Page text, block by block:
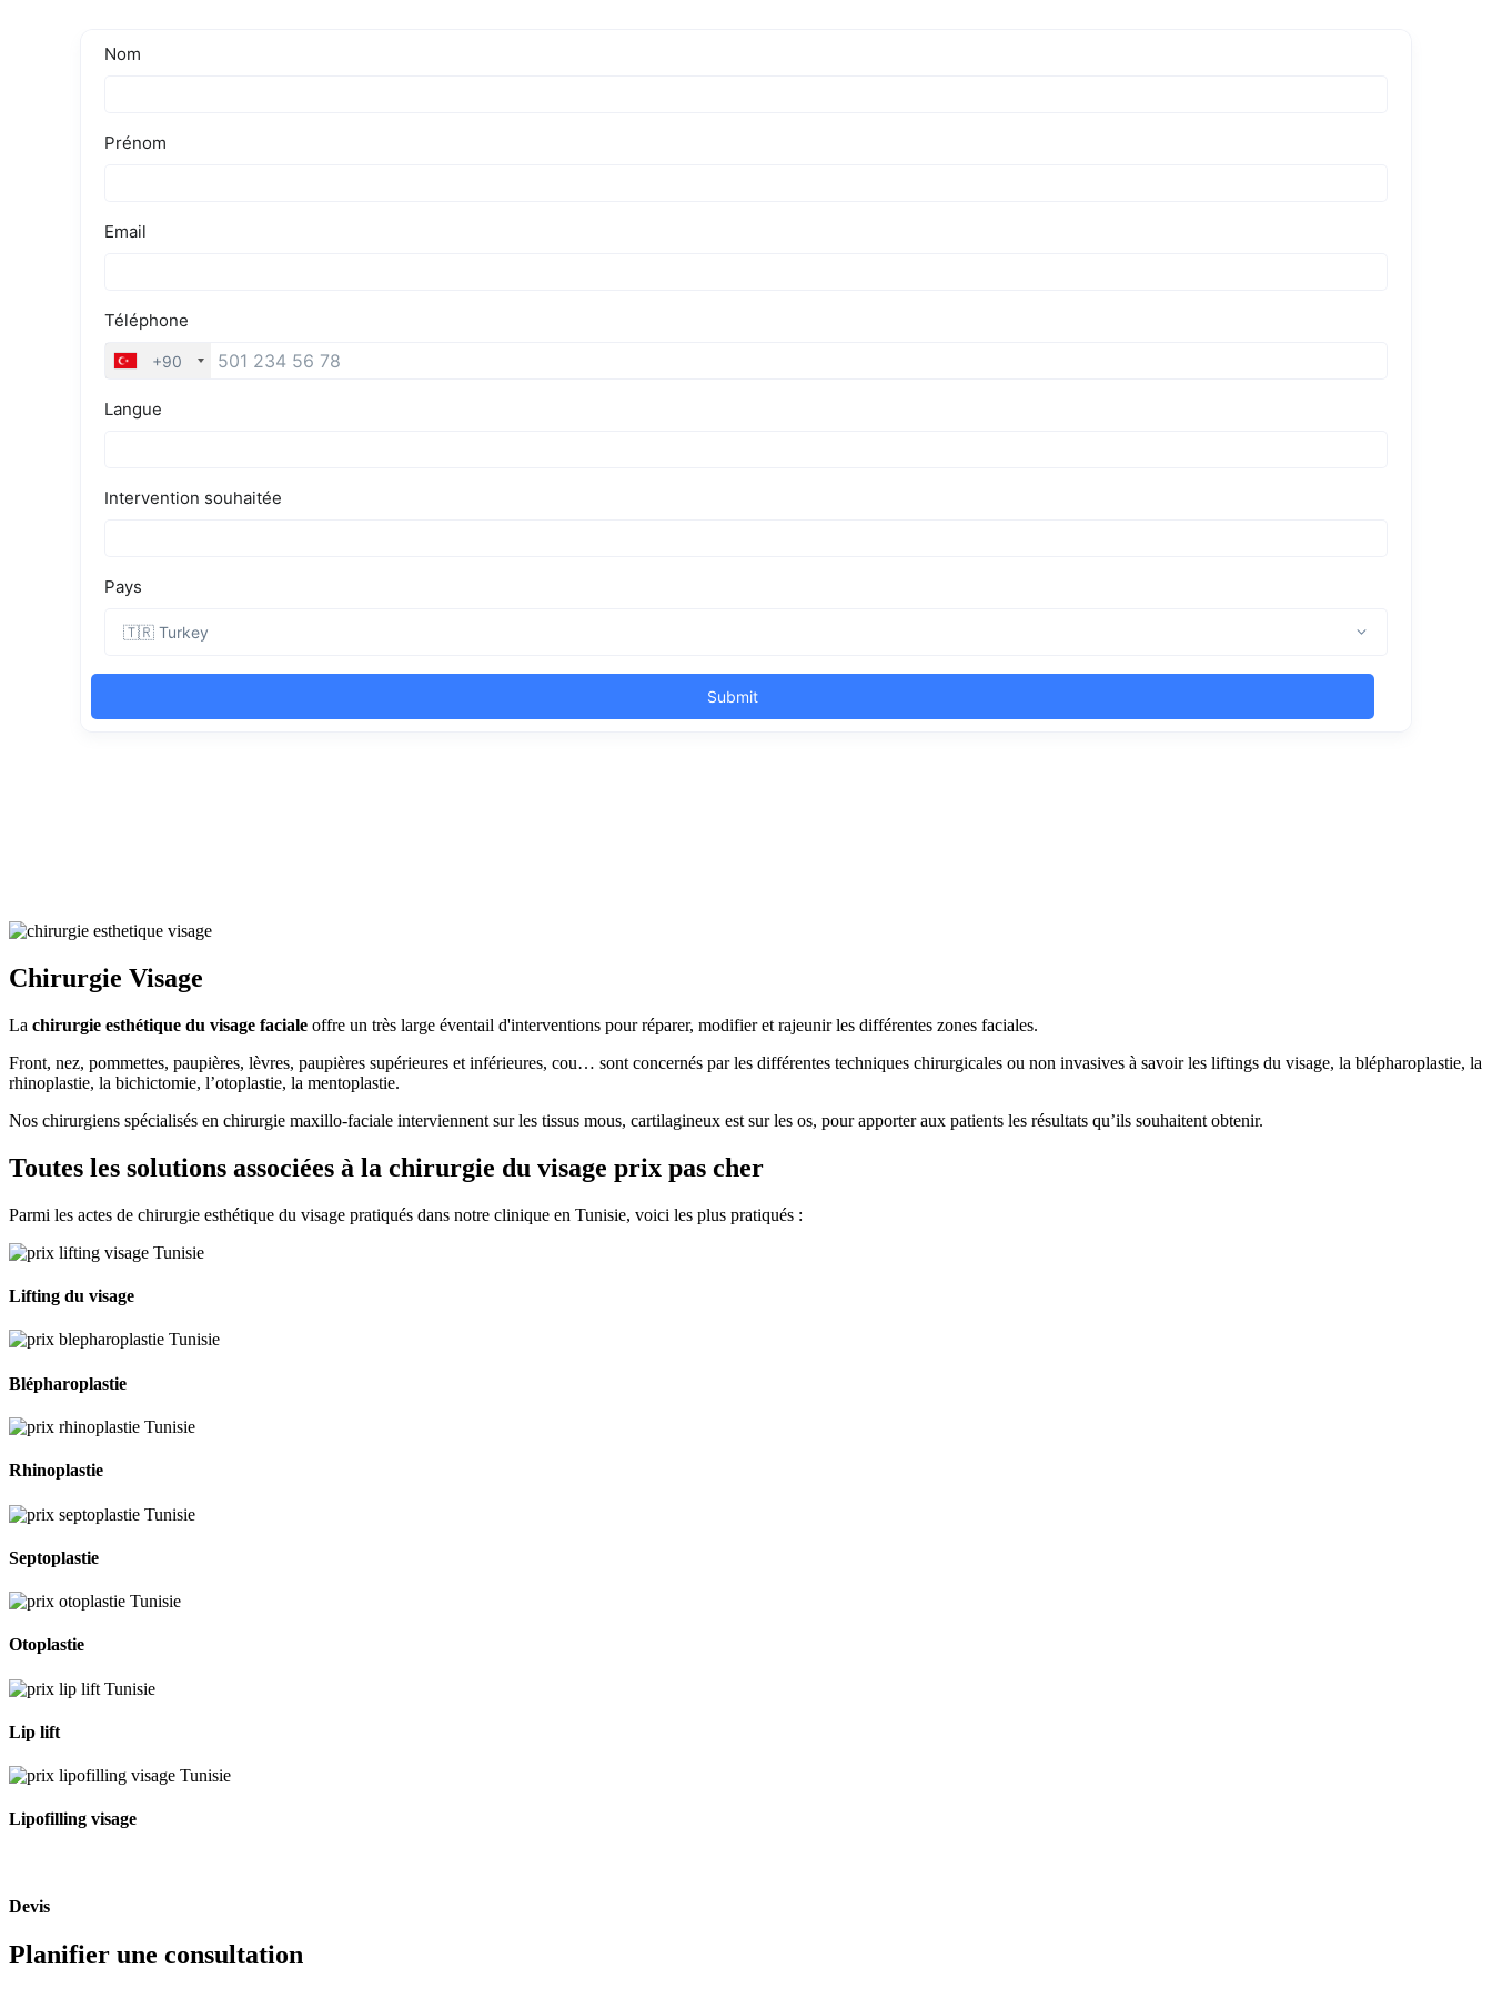
Chirurgie Visage
La chirurgie esthétique du visage faciale offre un très large éventail d'interventions pour réparer, modifier et rajeunir les différentes zones faciales.
Front, nez, pommettes, paupières, lèvres, paupières supérieures et inférieures, cou… sont concernés par les différentes techniques chirurgicales ou non invasives à savoir les liftings du visage, la blépharoplastie, la
rhinoplastie, la bichictomie, l’otoplastie, la mentoplastie.
Nos chirurgiens spécialisés en chirurgie maxillo-faciale interviennent sur les tissus mous, cartilagineux est sur les os, pour apporter aux patients les résultats qu’ils souhaitent obtenir.
Toutes les solutions associées à la chirurgie du visage prix pas cher
Parmi les actes de chirurgie esthétique du visage pratiqués dans notre clinique en Tunisie, voici les plus pratiqués :
Lifting du visage
Blépharoplastie
Rhinoplastie
Septoplastie
Otoplastie
Lip lift
Lipofilling visage
Devis
Planifier une consultation